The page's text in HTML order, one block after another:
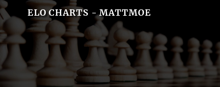
ELO CHARTS - MATTMOE